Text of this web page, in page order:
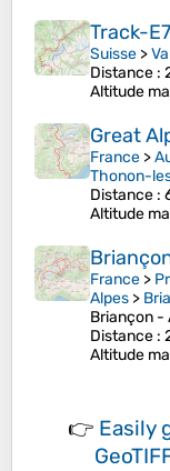
Track-
Suisse >
Distance :
Altitude
Great
France >
Thonon-
Distance :
Altitude
France >
Alpes >
Briançon -
Distance :
Altitude
👉 Easily